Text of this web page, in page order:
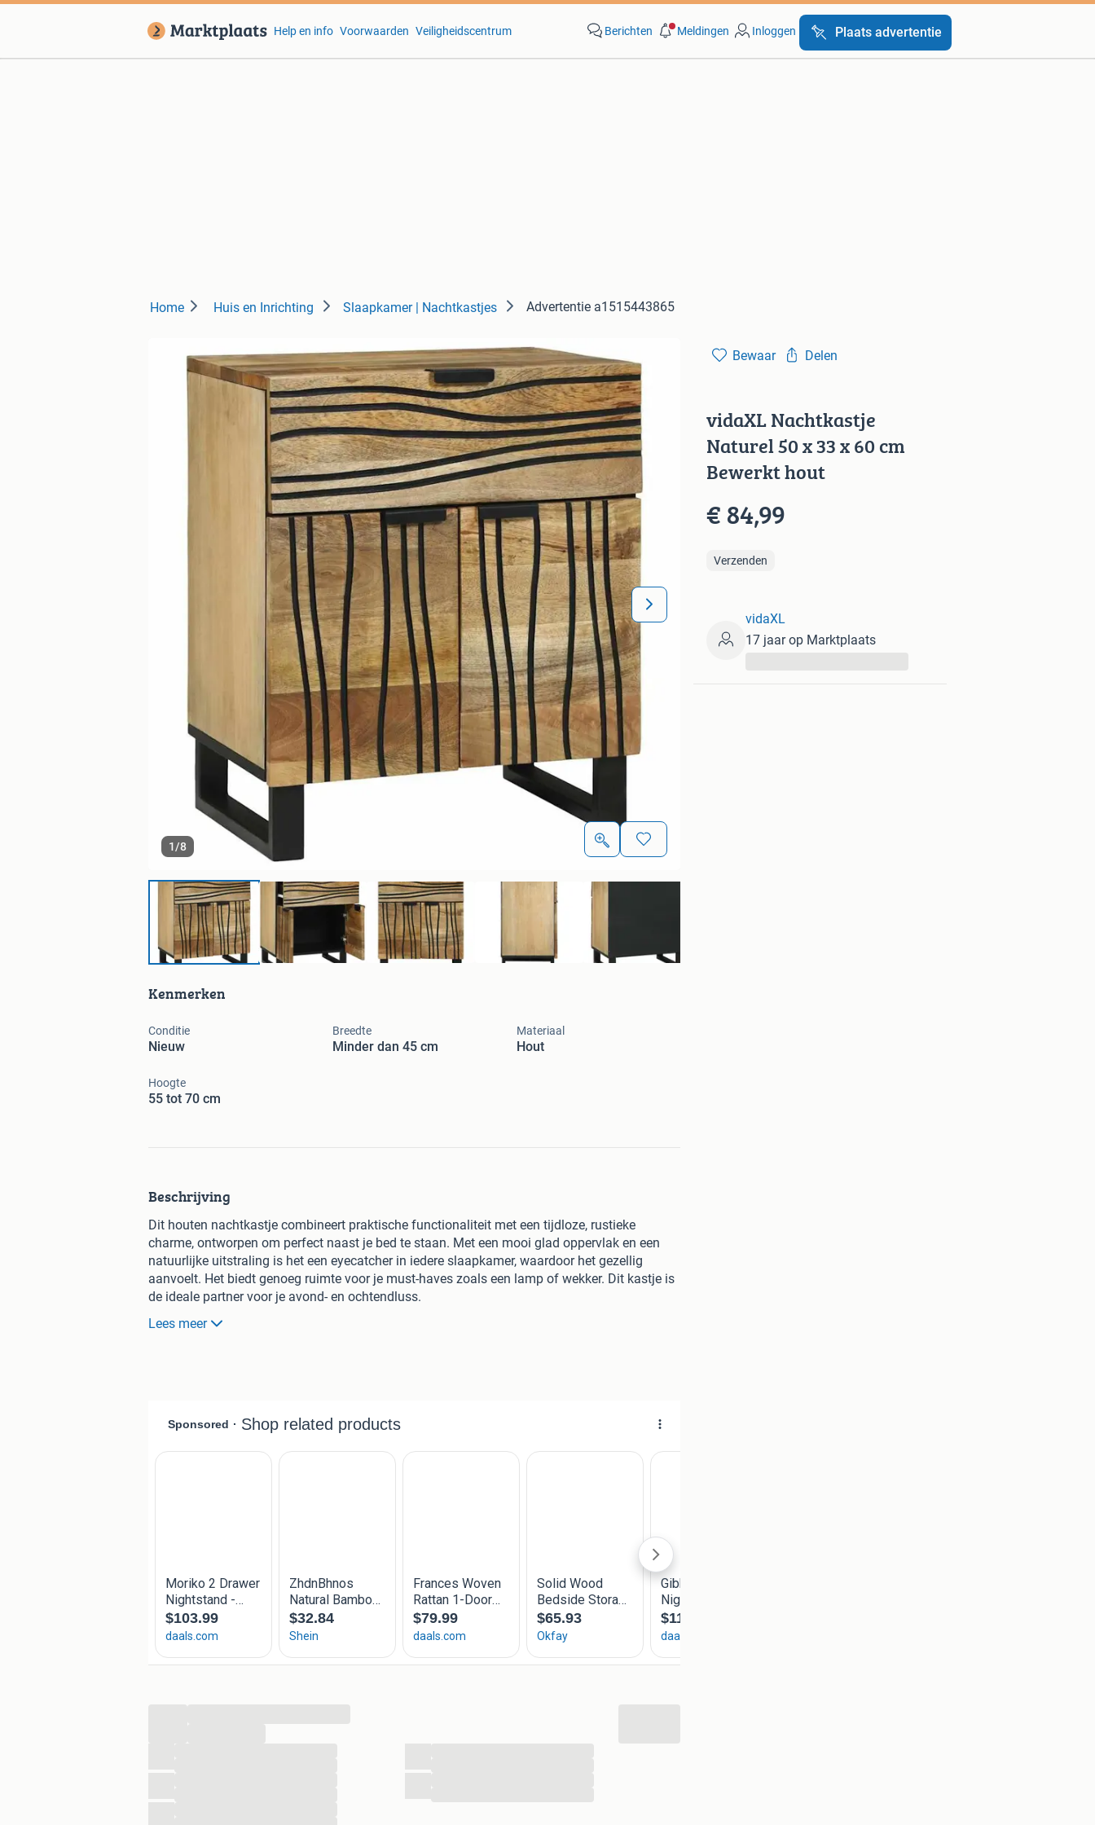
Help en info Voorwaarden Veiligheidscentrum Berichten Meldingen Inloggen Plaats advertentie
Home Huis en Inrichting Slaapkamer | Nachtkastjes Advertentie a1515443865
1/8
Kenmerken
Conditie
Nieuw
Breedte
Minder dan 45 cm
Materiaal
Hout
Hoogte
55 tot 70 cm
Beschrijving
Dit houten nachtkastje combineert praktische functionaliteit met een tijdloze, rustieke
charme, ontworpen om perfect naast je bed te staan. Met een mooi glad oppervlak en een
natuurlijke uitstraling is het een eyecatcher in iedere slaapkamer, waardoor het gezellig
aanvoelt. Het biedt genoeg ruimte voor je must-haves zoals een lamp of wekker. Dit kastje is
de ideale partner voor je avond- en ochtendluss.
Materiaal:
Inclusief onderdelen:Dit nachtkastje is ontworpen voor gemak, met een traditionele
lade en een handig handvat. De lade biedt toegang tot je spullen, zodat alles altijd
binnen handbereik is. Onder de lade is er nog een ruim vak voor extra opslag, perfect
Ideaal voor in de slaapkamer, dit nachtkastje biedt een handig
oppervlak voor lampen, klokken en persoonlijke spullen zoals boeken of brillen. Dankzij
zijn compacte formaat is het perfect voor kleine ruimtes en biedt het veel
mogelijkheden in verschillende opstellingen.
Onderhoud en zorg:Om het nachtkastje in goede staat te houden, veeg je het af met
een droge doek en vermijd je agressieve schoonmaakmiddelen. Deze eenvoudige
zorgwijze helpt het kastje mooi en functioneel te blijven, zodat het een langdurige
Lees meer
Bewaar Delen
vidaXL Nachtkastje
Naturel 50 x 33 x 60 cm
Bewerkt hout
€ 84,99
Verzenden
vidaXL
17 jaar op Marktplaats